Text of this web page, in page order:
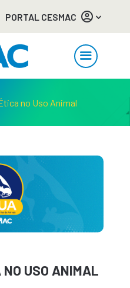
PORTAL CESMAC
no Uso Animal
USO ANIMAL